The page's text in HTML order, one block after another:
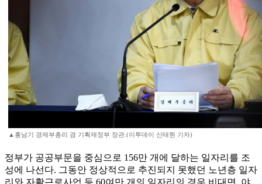
▲홍남기 경제부총리 겸 기획재정부 장관.(이투데이 신태현 기자)
정부가 공공부문을 중심으로 156만 개에 달하는 일자리를 조
성에 나선다. 그동안 정상적으로 추진되지 못했던 노년층 일자